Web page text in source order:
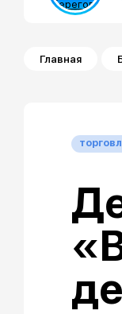
Строка
Главная